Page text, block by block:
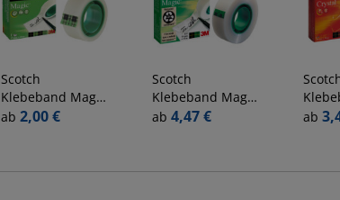
Scotch
Klebeband Magic
Tape M8101910,
ab 2,00 €
Scotch
Klebeband Magic
Tape M8101933,
ab 4,47 € ab